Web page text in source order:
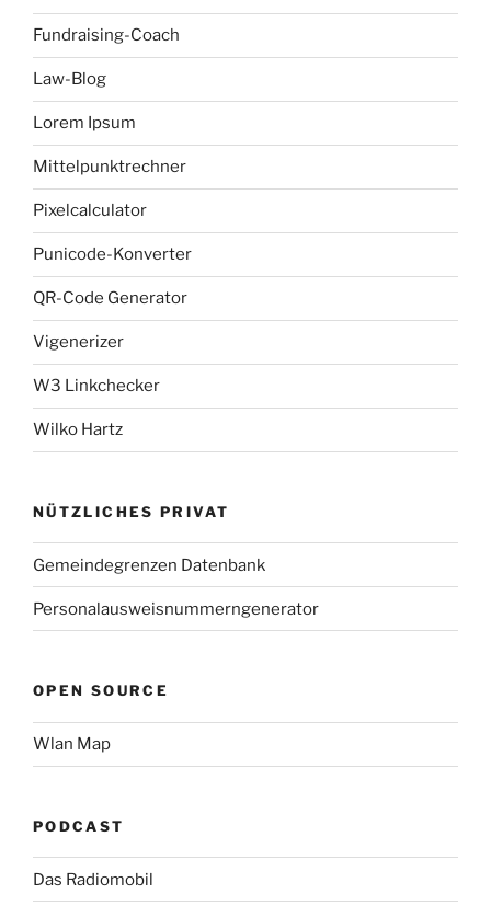
Fundraising-Coach
Law-Blog
Lorem Ipsum
Mittelpunktrechner
Pixelcalculator
Punicode-Konverter
QR-Code Generator
Vigenerizer
W3 Linkchecker
Wilko Hartz
NÜTZLICHES PRIVAT
Gemeindegrenzen Datenbank
Personalausweisnummerngenerator
OPEN SOURCE
Wlan Map
PODCAST
Das Radiomobil